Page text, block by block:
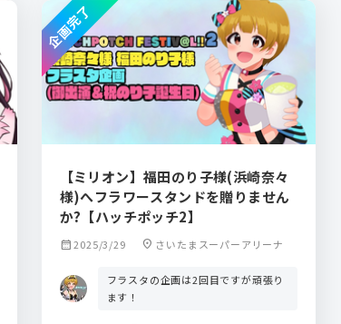
【ミリオン】福田のり子様(浜崎奈々
様)へフラワースタンドを贈りません
か?【ハッチポッチ2】
calendar_month2025/3/29 location_on さいたまスーパーアリーナ
フラスタの企画は2回目ですが頑張り
ます！
企画完了